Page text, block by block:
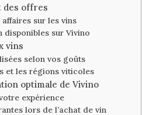
des offres
sur les vins
disponibles sur Vivino
vins
selon vos goûts
et les régions viticoles
optimale de Vivino
expérience
lors de l’achat de vin